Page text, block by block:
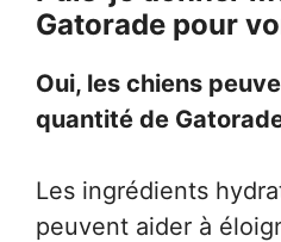
Gatorade pour
Oui, les chiens
quantité de
Les ingrédients
peuvent aider à